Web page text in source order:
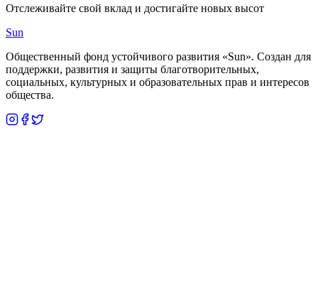
Отслеживайте свой вклад и достигайте новых высот
Sun
Общественный фонд устойчивого развития «Sun». Создан для
поддержки, развития и защиты благотворительных,
социальных, культурных и образовательных прав и интересов
общества.